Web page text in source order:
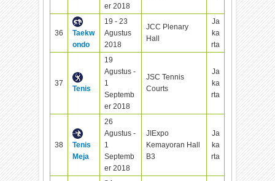
er 2018
36
Taekw
ondo
19 - 23
Agustus
2018
JCC Plenary
Hall
Ja
ka
rta
37
Tenis
19
Agustus -
1
Septemb
er 2018
JSC Tennis
Courts
Ja
ka
rta
38
Tenis
Meja
26
Agustus -
1
Septemb
er 2018
JIExpo
Kemayoran Hall
B3
Ja
ka
rta